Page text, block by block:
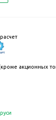
акционных